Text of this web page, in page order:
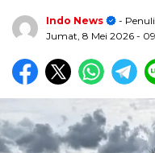
Indo News
-
Jumat, 8 Mei 2026 -